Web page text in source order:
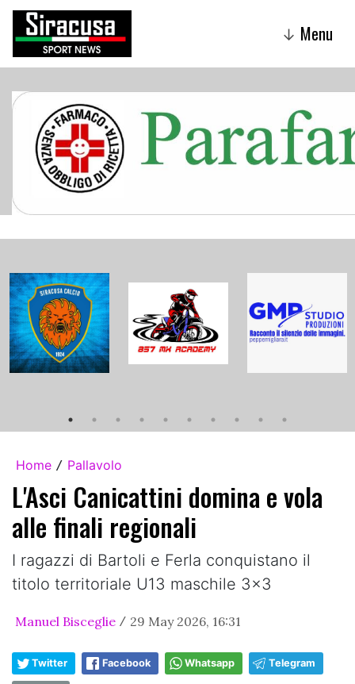
↓ Menu
Home / Pallavolo
L'Asci Canicattini domina e vola
alle finali regionali
I ragazzi di Bartoli e Ferla conquistano il
titolo territoriale U13 maschile 3x3
Manuel Bisceglie / 29 May 2026, 16:31
Twitter Facebook Whatsapp Telegram